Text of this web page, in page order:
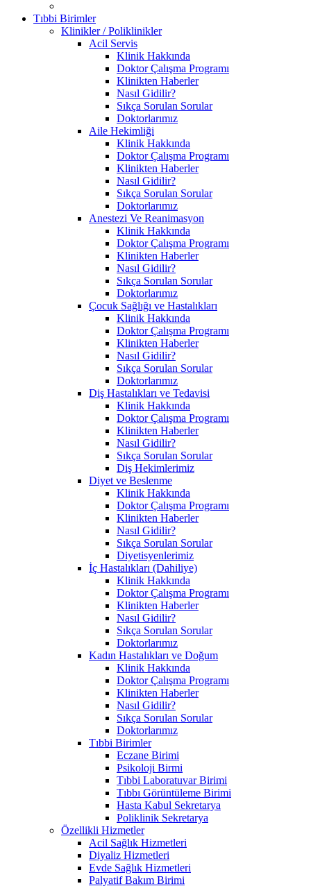
Tıbbi Birimler
Klinikler / Poliklinikler
Acil Servis
Klinik Hakkında
Doktor Çalışma Programı
Klinikten Haberler
Nasıl Gidilir?
Sıkça Sorulan Sorular
Doktorlarımız
Aile Hekimliği
Klinik Hakkında
Doktor Çalışma Programı
Klinikten Haberler
Nasıl Gidilir?
Sıkça Sorulan Sorular
Doktorlarımız
Anestezi Ve Reanimasyon
Klinik Hakkında
Doktor Çalışma Programı
Klinikten Haberler
Nasıl Gidilir?
Sıkça Sorulan Sorular
Doktorlarımız
Çocuk Sağlığı ve Hastalıkları
Klinik Hakkında
Doktor Çalışma Programı
Klinikten Haberler
Nasıl Gidilir?
Sıkça Sorulan Sorular
Doktorlarımız
Diş Hastalıkları ve Tedavisi
Klinik Hakkında
Doktor Çalışma Programı
Klinikten Haberler
Nasıl Gidilir?
Sıkça Sorulan Sorular
Diş Hekimlerimiz
Diyet ve Beslenme
Klinik Hakkında
Doktor Çalışma Programı
Klinikten Haberler
Nasıl Gidilir?
Sıkça Sorulan Sorular
Diyetisyenlerimiz
İç Hastalıkları (Dahiliye)
Klinik Hakkında
Doktor Çalışma Programı
Klinikten Haberler
Nasıl Gidilir?
Sıkça Sorulan Sorular
Doktorlarımız
Kadın Hastalıkları ve Doğum
Klinik Hakkında
Doktor Çalışma Programı
Klinikten Haberler
Nasıl Gidilir?
Sıkça Sorulan Sorular
Doktorlarımız
Tıbbi Birimler
Eczane Birimi
Psikoloji Birmi
Tıbbi Laboratuvar Birimi
Tıbbı Görüntüleme Birimi
Hasta Kabul Sekretarya
Poliklinik Sekretarya
Özellikli Hizmetler
Acil Sağlık Hizmetleri
Diyaliz Hizmetleri
Evde Sağlık Hizmetleri
Palyatif Bakım Birimi